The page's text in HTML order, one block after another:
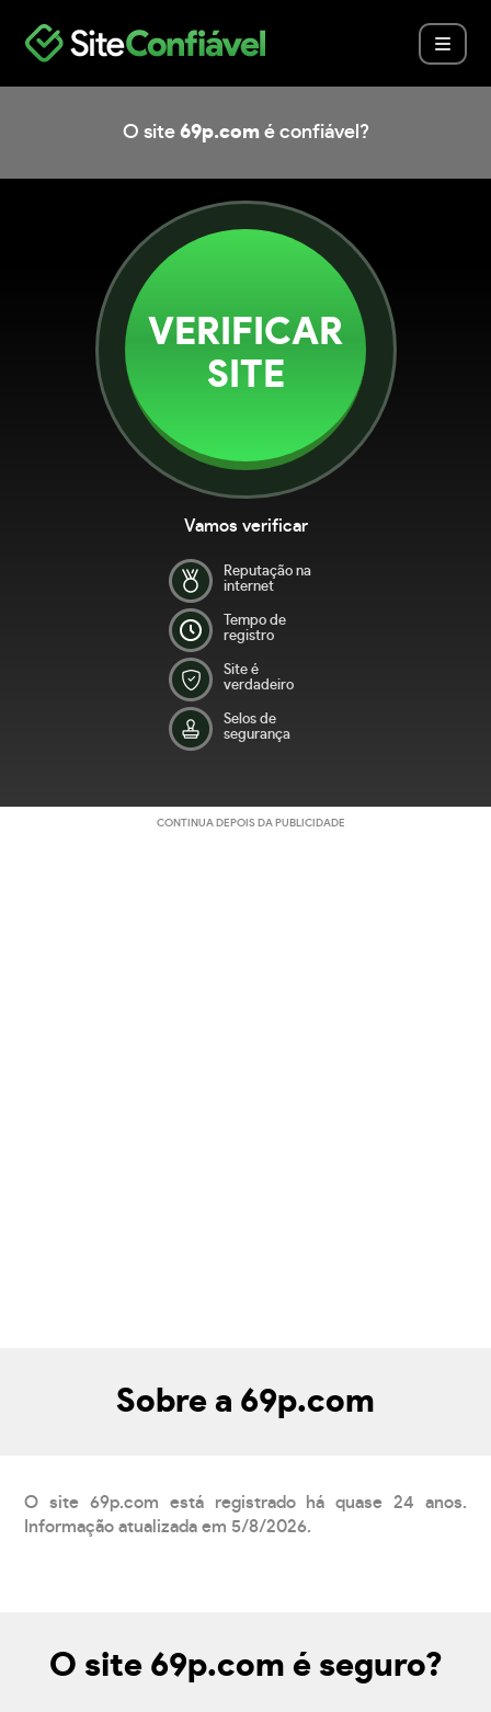
O site 69p.com é confiável?
VERIFICAR
SITE
Vamos verificar
Reputação na
internet
Tempo de
registro
Site é
verdadeiro
Selos de
segurança
CONTINUA DEPOIS DA PUBLICIDADE
Sobre a 69p.com
O site 69p.com está registrado há quase 24 anos.
Informação atualizada em 5/8/2026.
O site 69p.com é seguro?